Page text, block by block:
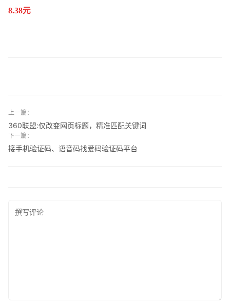
8.38元
上一篇：
360联盟:仅改变网页标题，精准匹配关键词
下一篇：
接手机验证码、语音码找爱码验证码平台